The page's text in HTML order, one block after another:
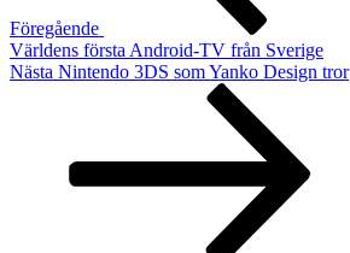
Föregående
Världens första Android-TV från Sverige
Nästa
Nästa Nintendo 3DS som Yanko Design tror